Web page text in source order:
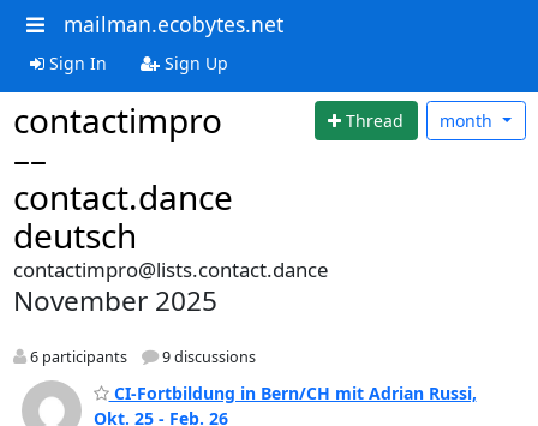
mailman.ecobytes.net
Sign In Sign Up
contactimpro
––
contact.dance
deutsch
Thread month
contactimpro@lists.contact.dance
November 2025
6 participants 9 discussions
CI-Fortbildung in Bern/CH mit Adrian Russi,
Okt. 25 - Feb. 26